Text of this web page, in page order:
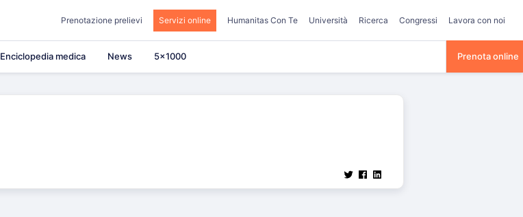
Prenotazione prelievi Servizi online Humanitas Con Te Università Ricerca Congressi Lavora con noi
Enciclopedia medica News 5×1000 Prenota online